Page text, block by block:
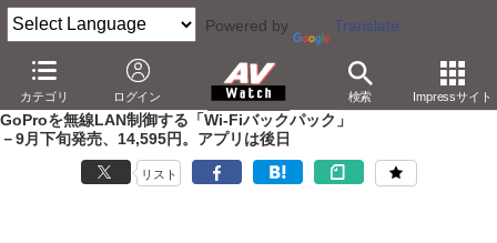
Powered by Translate
カテゴリ ログイン 検索 Impressサイト
AV Watch 製品 アクションカム
GoPro
GoProを無線LAN制御する「Wi-Fiバックパック」
－9月下旬発売、14,595円。アプリは後日
リスト